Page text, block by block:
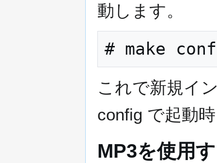
動します。
これで新規イ
config で起動
MP3を使用